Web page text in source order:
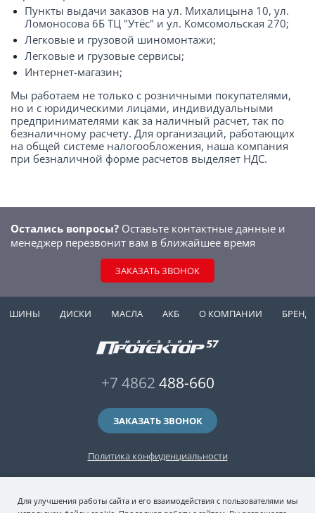
Пункты выдачи заказов на ул. Михалицына 10, ул.
Ломоносова 6Б ТЦ "Утёс" и ул. Комсомольская 270;
Легковые и грузовой шиномонтажи;
Легковые и грузовые сервисы;
Интернет-магазин;
Мы работаем не только с розничными покупателями,
но и с юридическими лицами, индивидуальными
предпринимателями как за наличный расчет, так по
безналичному расчету. Для организаций, работающих
на общей системе налогообложения, наша компания
при безналичной форме расчетов выделяет НДС.
Остались вопросы? Оставьте контактные данные и
менеджер перезвонит вам в ближайшее время
ЗАКАЗАТЬ ЗВОНОК
ШИНЫ ДИСКИ МАСЛА АКБ О КОМПАНИИ
Политика конфиденциальности
+7 4862 488-660
ЗАКАЗАТЬ ЗВОНОК
2006-2026 © интернет-магазин "Протектор 57" — автомобильные шины
(зимние и летние шины), колесные диски, шиномонтаж и хранение шин.
Для улучшения работы сайта и его взаимодействия с пользователями мы